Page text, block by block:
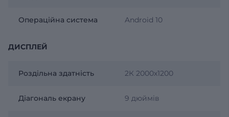
Операційна система Android 10
ДИСПЛЕЙ
Роздільна здатність 2К 2000х1200
Діагональ екрану 9 дюймів